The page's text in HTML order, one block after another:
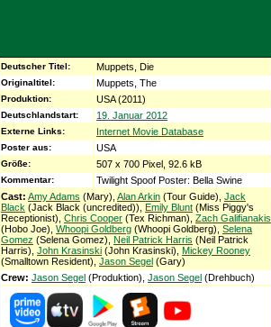
Deutscher Titel: Muppets, Die
Originaltitel: Muppets, The
Produktion: USA (2011)
Deutschlandstart: 19. Januar 2012
Externe Links: Internet Movie Database
Poster aus: USA
Größe: 507 x 700 Pixel, 92.6 kB
Kommentar:
Twilight Spoof Poster: Bella Swine
Cast: Amy Adams (Mary), Alan Arkin (Tour Guide), Jack
Black (Jack Black (uncredited)), Emily Blunt (Miss Piggy's
Receptionist), Chris Cooper (Tex Richman), Zach Galifianakis
(Hobo Joe), Whoopi Goldberg (Whoopi Goldberg), Selena
Gomez (Selena Gomez), Neil Patrick Harris (Neil Patrick
Harris), John Krasinski (John Krasinski), Mickey Rooney
(Smalltown Resident), Jason Segel (Gary)
Crew: Jason Segel (Produktion), Jason Segel (Drehbuch)